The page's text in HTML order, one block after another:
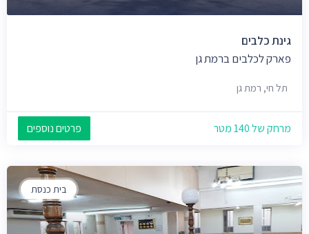
גינת כלבים
פארק לכלבים ברמת גן
תל חי, רמת גן
מרחק של 140 מטר פרטים נוספים
בית כנסת